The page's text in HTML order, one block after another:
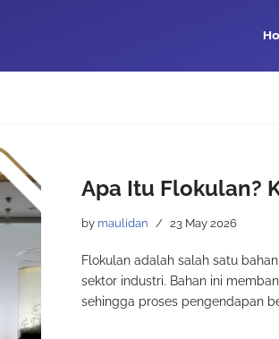
Apa Itu Flokulan?
by maulidan 23 May 2026
Flokulan adalah salah satu
sektor industri. Bahan ini
sehingga proses pengendapan